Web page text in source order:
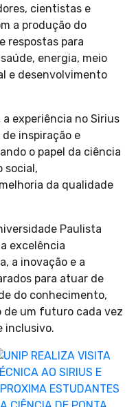
cientistas e
a produção do
respostas para
energia, meio
e desenvolvimento
experiência no Sirius
inspiração e
o papel da ciência
social,
da qualidade
Paulista
excelência
a inovação e a
para atuar de
do conhecimento,
de um futuro cada vez
inclusivo.